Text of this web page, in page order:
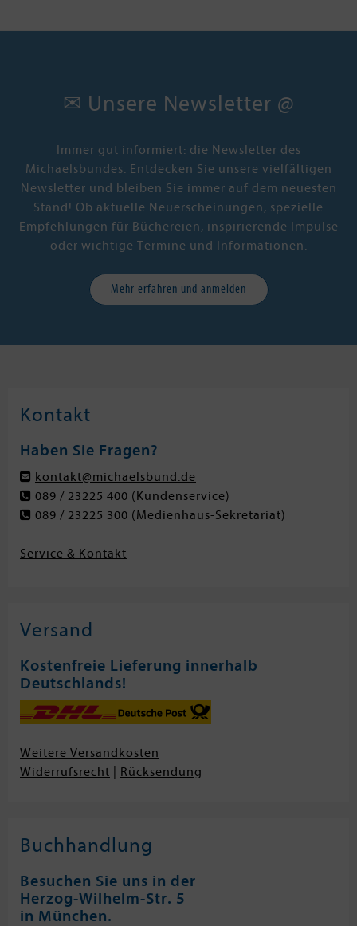
rückt gesellschaftlich in den
Mann ihr Herz gehört: Simon!
große Trend nach Georgette Heyer.«
Gloss
»Wahrhaft die Jane Austen der
Gegenwart.«
Bestsellerautorin Jill Barnett
✉ Unsere Newsletter @
Immer gut informiert: die Newsletter des
Michaelsbundes. Entdecken Sie unsere vielfältigen
Newsletter und bleiben Sie immer auf dem neuesten
Stand! Ob aktuelle Neuerscheinungen, spezielle
Empfehlungen für Büchereien, inspirierende Impulse
oder wichtige Termine und Informationen.
Mehr erfahren und anmelden
Kontakt
Haben Sie Fragen?
kontakt@michaelsbund.de
089 / 23225 400 (Kundenservice)
089 / 23225 300 (Medienhaus-Sekretariat)
Service & Kontakt
Versand
Kostenfreie Lieferung innerhalb
Deutschlands!
Weitere Versandkosten
Widerrufsrecht
Rücksendung
Buchhandlung
Besuchen Sie uns in der
Herzog-Wilhelm-Str. 5
in München.